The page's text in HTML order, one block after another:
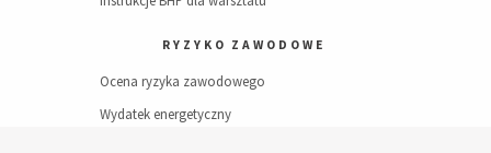
RYZYKO ZAWODOWE
Ocena ryzyka zawodowego
Wydatek energetyczny